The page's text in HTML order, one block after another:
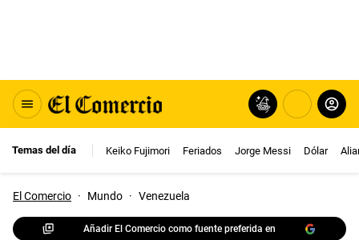
Temas del día Keiko Fujimori Feriados Jorge Messi Dólar
El Comercio · Mundo · Venezuela
Añadir El Comercio como fuente preferida en